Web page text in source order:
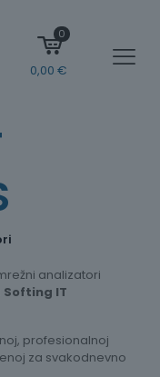
0
0,00 €
analizatori
Softing IT
profesionalnoj
za svakodnevno